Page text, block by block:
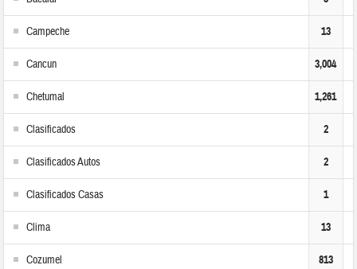
Campeche 13
Cancun 3,004
Chetumal 1,261
Clasificados 2
Clasificados Autos 2
Clasificados Casas 1
Clima 13
Cozumel 813